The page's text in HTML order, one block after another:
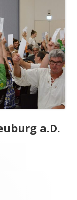
a.D.
a.D.